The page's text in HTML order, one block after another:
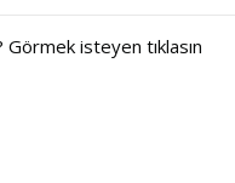
isteyen tıklasın